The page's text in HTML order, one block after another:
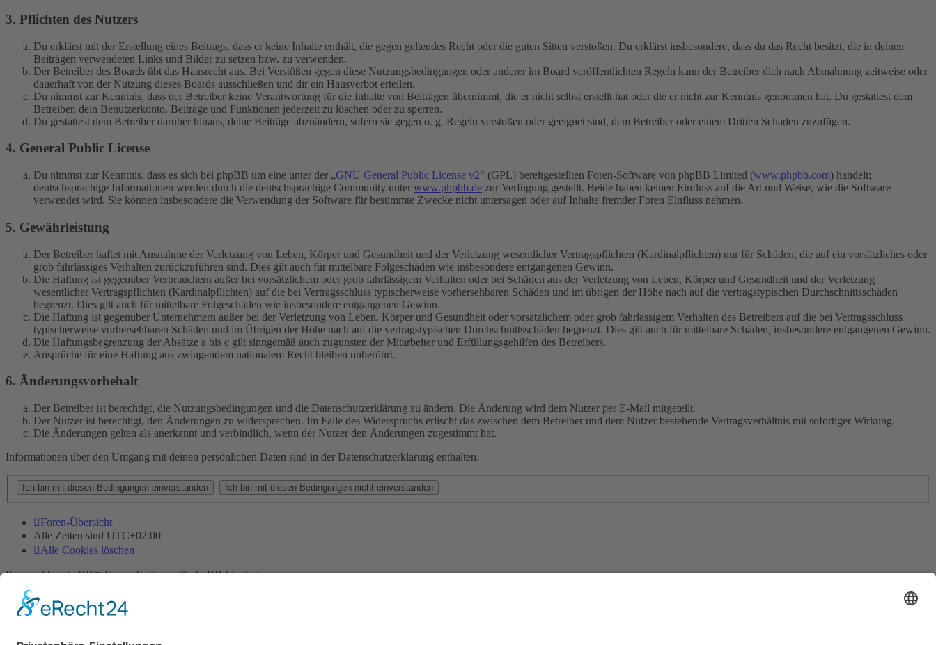
3. Pflichten des Nutzers
Du erklärst mit der Erstellung eines Beitrags, dass er keine Inhalte enthält, die gegen geltendes Recht oder die guten Sitten verstoßen. Du erklärst insbesondere, dass du das Recht besitzt, die in deinen
Beiträgen verwendeten Links und Bilder zu setzen bzw. zu verwenden.
Der Betreiber des Boards übt das Hausrecht aus. Bei Verstößen gegen diese Nutzungsbedingungen oder anderer im Board veröffentlichten Regeln kann der Betreiber dich nach Abmahnung zeitweise oder
dauerhaft von der Nutzung dieses Boards ausschließen und dir ein Hausverbot erteilen.
Du nimmst zur Kenntnis, dass der Betreiber keine Verantwortung für die Inhalte von Beiträgen übernimmt, die er nicht selbst erstellt hat oder die er nicht zur Kenntnis genommen hat. Du gestattest dem
Betreiber, dein Benutzerkonto, Beiträge und Funktionen jederzeit zu löschen oder zu sperren.
Du gestattest dem Betreiber darüber hinaus, deine Beiträge abzuändern, sofern sie gegen o. g. Regeln verstoßen oder geeignet sind, dem Betreiber oder einem Dritten Schaden zuzufügen.
4. General Public License
Du nimmst zur Kenntnis, dass es sich bei phpBB um eine unter der „GNU General Public License v2“ (GPL) bereitgestellten Foren-Software von phpBB Limited (www.phpbb.com) handelt;
deutschsprachige Informationen werden durch die deutschsprachige Community unter www.phpbb.de zur Verfügung gestellt. Beide haben keinen Einfluss auf die Art und Weise, wie die Software
verwendet wird. Sie können insbesondere die Verwendung der Software für bestimmte Zwecke nicht untersagen oder auf Inhalte fremder Foren Einfluss nehmen.
5. Gewährleistung
Der Betreiber haftet mit Ausnahme der Verletzung von Leben, Körper und Gesundheit und der Verletzung wesentlicher Vertragspflichten (Kardinalpflichten) nur für Schäden, die auf ein vorsätzliches oder
grob fahrlässiges Verhalten zurückzuführen sind. Dies gilt auch für mittelbare Folgeschäden wie insbesondere entgangenen Gewinn.
Die Haftung ist gegenüber Verbrauchern außer bei vorsätzlichem oder grob fahrlässigem Verhalten oder bei Schäden aus der Verletzung von Leben, Körper und Gesundheit und der Verletzung
wesentlicher Vertragspflichten (Kardinalpflichten) auf die bei Vertragsschluss typischerweise vorhersehbaren Schäden und im übrigen der Höhe nach auf die vertragstypischen Durchschnittsschäden
begrenzt. Dies gilt auch für mittelbare Folgeschäden wie insbesondere entgangenen Gewinn.
Die Haftung ist gegenüber Unternehmern außer bei der Verletzung von Leben, Körper und Gesundheit oder vorsätzlichem oder grob fahrlässigem Verhalten des Betreibers auf die bei Vertragsschluss
typischerweise vorhersehbaren Schäden und im Übrigen der Höhe nach auf die vertragstypischen Durchschnittsschäden begrenzt. Dies gilt auch für mittelbare Schäden, insbesondere entgangenen Gewinn.
Die Haftungsbegrenzung der Absätze a bis c gilt sinngemäß auch zugunsten der Mitarbeiter und Erfüllungsgehilfen des Betreibers.
Ansprüche für eine Haftung aus zwingendem nationalem Recht bleiben unberührt.
6. Änderungsvorbehalt
Der Betreiber ist berechtigt, die Nutzungsbedingungen und die Datenschutzerklärung zu ändern. Die Änderung wird dem Nutzer per E-Mail mitgeteilt.
Der Nutzer ist berechtigt, den Änderungen zu widersprechen. Im Falle des Widerspruchs erlischt das zwischen dem Betreiber und dem Nutzer bestehende Vertragsverhältnis mit sofortiger Wirkung.
Die Änderungen gelten als anerkannt und verbindlich, wenn der Nutzer den Änderungen zugestimmt hat.
Informationen über den Umgang mit deinen persönlichen Daten sind in der Datenschutzerklärung enthalten.
Foren-Übersicht
Alle Zeiten sind UTC+02:00
Alle Cookies löschen
Powered byphpBB® Forum Software © phpBB Limited
Deutsche Übersetzung durch